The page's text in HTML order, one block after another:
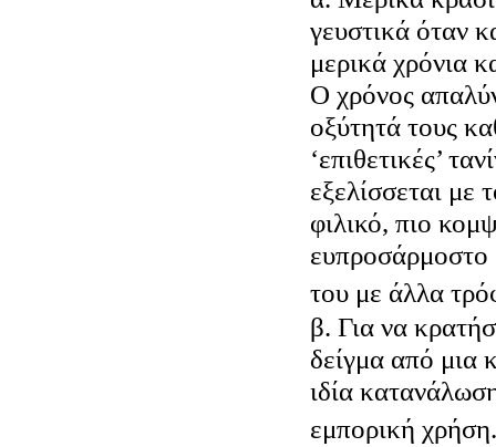
γευστικά όταν
μερικά χρόνια
Ο χρόνος
οξύτητά τους
‘επιθετικές’
εξελίσσεται με
φιλικό, πιο
ευπροσάρμοστο
του με άλλα
β. Για να
δείγμα από μια
ιδία
εμπορική χρήση.